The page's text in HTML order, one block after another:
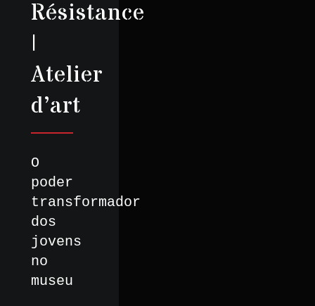
Résistance
|
Atelier
d’art
O
poder
transformador
dos
jovens
no
museu